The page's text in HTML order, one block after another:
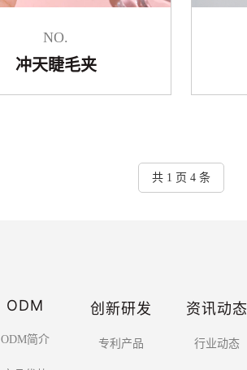
NO.
冲天睫毛夹
共 1 页 4 条
ODM
ODM简介
创新研发
专利产品
资讯动态
行业动态